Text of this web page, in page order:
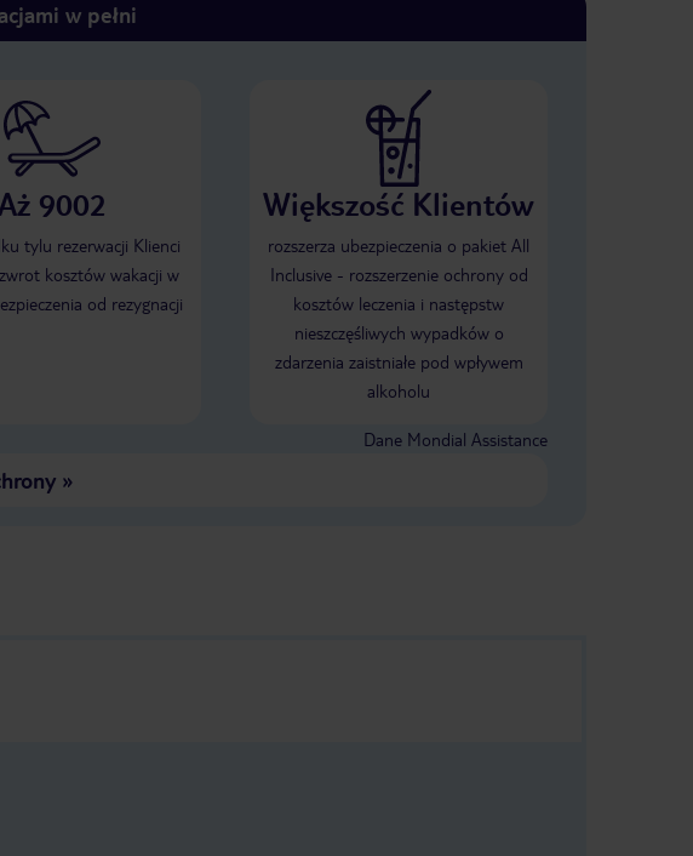
sami ani przez żadne
podróży. Zero pomocy że strony
w pełni
9002
tylu rezerwacji Klienci
kosztów wakacji w
od rezygnacji
Większość Klientów
rozszerza ubezpieczenia o pakiet All
Inclusive - rozszerzenie ochrony od
kosztów leczenia i następstw
nieszczęśliwych wypadków o
zdarzenia zaistniałe pod wpływem
alkoholu
Dane Mondial Assistance
»